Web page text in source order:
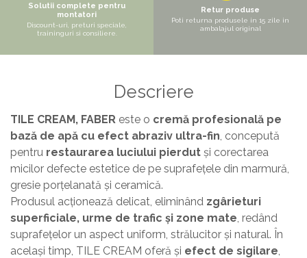
Solutii complete pentru
montatori
Discount-uri, preturi speciale,
traininguri si consiliere.
Retur produse
Poti returna produsele in 15 zile in
ambalajul original
Descriere
TILE CREAM, FABER este o cremă profesională pe
bază de apă cu efect abraziv ultra-fin , concepută
pentru restaurarea luciului pierdut și corectarea
micilor defecte estetice de pe suprafețele din marmură,
gresie porțelanată și ceramică.
Produsul acționează delicat, eliminând zgârieturi
superficiale, urme de trafic și zone mate , redând
suprafețelor un aspect uniform, strălucitor și natural. În
același timp, TILE CREAM oferă și efect de sigilare